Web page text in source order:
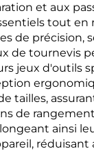
et aux
tout
de précision,
de tournevis
jeux d'outils
tailles,
de
ainsi
réduisant